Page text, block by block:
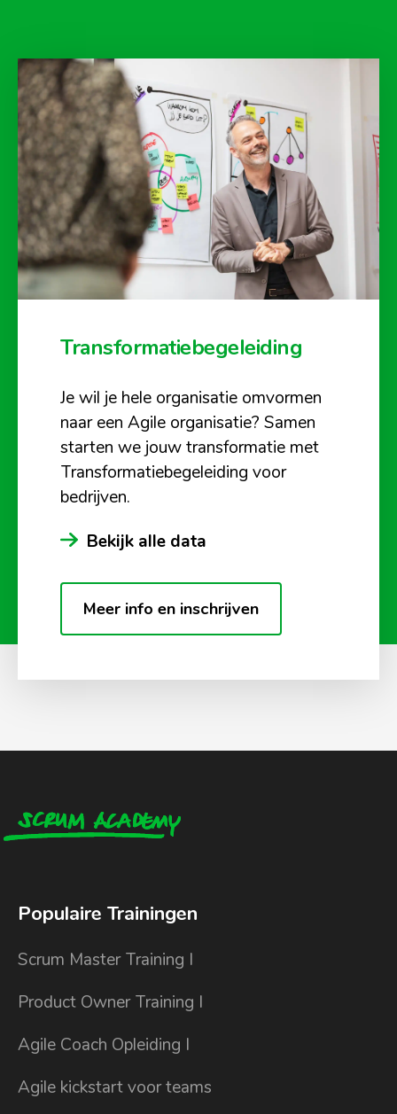
Transformatiebegeleiding
Je wil je hele organisatie omvormen
naar een Agile organisatie? Samen
starten we jouw transformatie met
Transformatiebegeleiding voor
bedrijven.
Bekijk alle data
Meer info en inschrijven
Populaire Trainingen
Scrum Master Training I
Product Owner Training I
Agile Coach Opleiding I
Agile kickstart voor teams